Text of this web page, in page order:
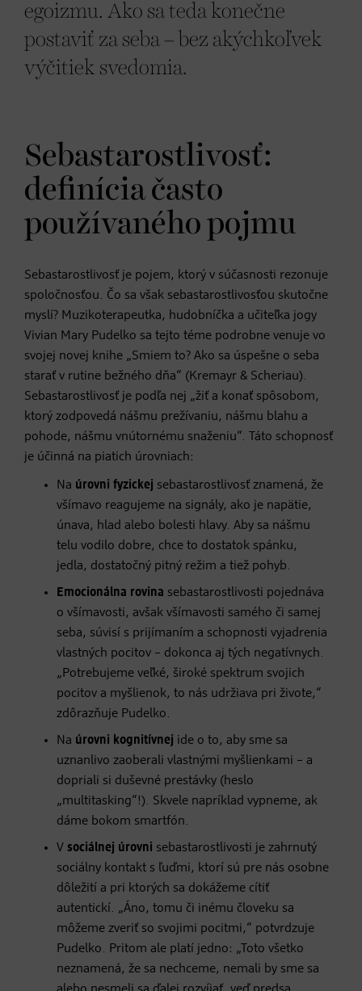
egoizmu. Ako sa teda konečne
postaviť za seba – bez akýchkoľvek
výčitiek svedomia.
Sebastarostlivosť:
definícia často
používaného pojmu
Sebastarostlivosť je pojem, ktorý v súčasnosti rezonuje
spoločnosťou. Čo sa však sebastarostlivosťou skutočne
myslí? Muzikoterapeutka, hudobníčka a učiteľka jogy
Vivian Mary Pudelko sa tejto téme podrobne venuje vo
svojej novej knihe „Smiem to? Ako sa úspešne o seba
starať v rutine bežného dňa“ (Kremayr & Scheriau).
Sebastarostlivosť je podľa nej „žiť a konať spôsobom,
ktorý zodpovedá nášmu prežívaniu, nášmu blahu a
pohode, nášmu vnútornému snaženiu“. Táto schopnosť
je účinná na piatich úrovniach:
Na úrovni fyzickej sebastarostlivosť znamená, že
všímavo reagujeme na signály, ako je napätie,
únava, hlad alebo bolesti hlavy. Aby sa nášmu
telu vodilo dobre, chce to dostatok spánku,
jedla, dostatočný pitný režim a tiež pohyb.
Emocionálna rovina sebastarostlivosti pojednáva
o všímavosti, avšak všímavosti samého či samej
seba, súvisí s prijímaním a schopnosti vyjadrenia
vlastných pocitov – dokonca aj tých negatívnych.
„Potrebujeme veľké, široké spektrum svojich
pocitov a myšlienok, to nás udržiava pri živote,“
zdôrazňuje Pudelko.
Na úrovni kognitívnej ide o to, aby sme sa
uznanlivo zaoberali vlastnými myšlienkami – a
dopriali si duševné prestávky (heslo
„multitasking“!). Skvele napríklad vypneme, ak
dáme bokom smartfón.
V sociálnej úrovni sebastarostlivosti je zahrnutý
sociálny kontakt s ľuďmi, ktorí sú pre nás osobne
dôležití a pri ktorých sa dokážeme cítiť
autentickí. „Áno, tomu či inému človeku sa
môžeme zveriť so svojimi pocitmi,“ potvrdzuje
Pudelko. Pritom ale platí jedno: „Toto všetko
neznamená, že sa nechceme, nemali by sme sa